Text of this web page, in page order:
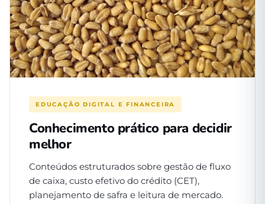
EDUCAÇÃO DIGITAL E FINANCEIRA
Conhecimento prático para decidir
melhor
Conteúdos estruturados sobre gestão de fluxo
de caixa, custo efetivo do crédito (CET),
planejamento de safra e leitura de mercado.